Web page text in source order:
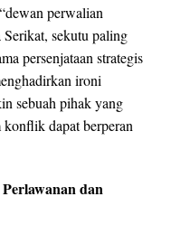
perwalian
sekutu paling
persenjataan strategis
ironi
sebuah pihak yang
konflik dapat berperan
dan